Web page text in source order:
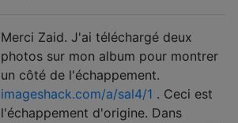
Merci Zaid. J'ai téléchargé deux
photos sur mon album pour montrer
un côté de l'échappement.
imageshack.com/a/sal4/1 . Ceci est
l'échappement d'origine. Dans